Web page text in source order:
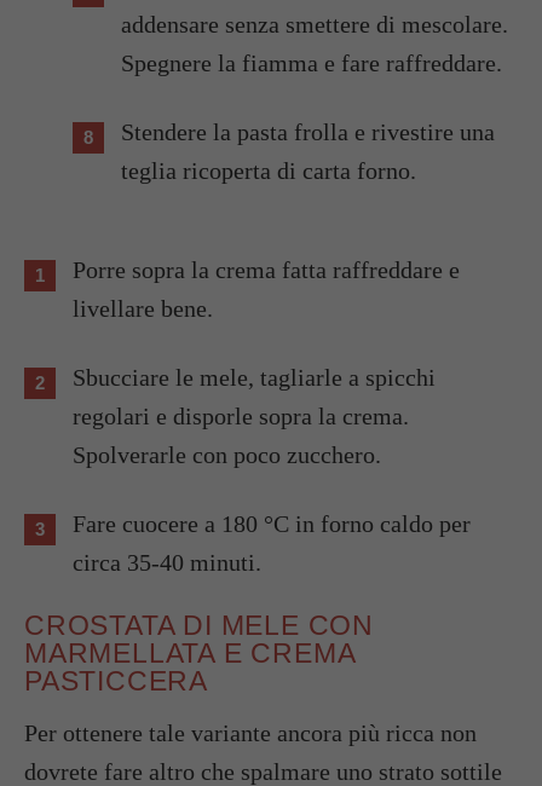
addensare senza smettere di mescolare.
Spegnere la fiamma e fare raffreddare.
Stendere la pasta frolla e rivestire una
teglia ricoperta di carta forno.
Porre sopra la crema fatta raffreddare e
livellare bene.
Sbucciare le mele, tagliarle a spicchi
regolari e disporle sopra la crema.
Spolverarle con poco zucchero.
Fare cuocere a 180 °C in forno caldo per
circa 35-40 minuti.
CROSTATA DI MELE CON
MARMELLATA E CREMA
PASTICCERA
Per ottenere tale variante ancora più ricca non
dovrete fare altro che spalmare uno strato sottile